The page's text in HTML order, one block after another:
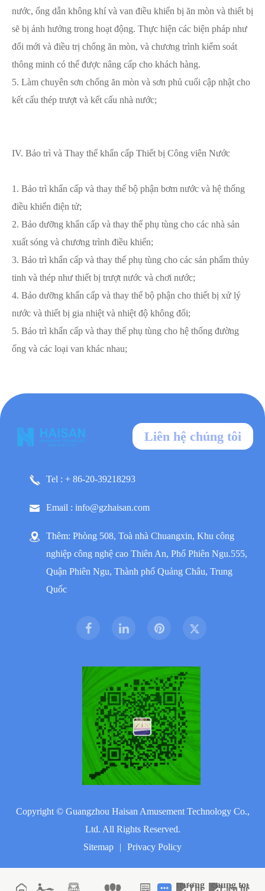
nước, ống dẫn không khí và van điều khiển bị ăn mòn và thiết bị
sẽ bị ảnh hưởng trong hoạt động. Thực hiện các biện pháp như
đổi mới và điều trị chống ăn mòn, và chương trình kiểm soát
thông minh có thể được nâng cấp cho khách hàng.
5. Làm chuyên sơn chống ăn mòn và sơn phủ cuối cập nhật cho
kết cấu thép trượt và kết cấu nhà nước;
IV. Bảo trì và Thay thế khẩn cấp Thiết bị Công viên Nước
1. Bảo trì khẩn cấp và thay thế bộ phận bơm nước và hệ thống
điều khiển điện tử;
2. Bảo dưỡng khẩn cấp và thay thế phụ tùng cho các nhà sản
xuất sóng và chương trình điều khiển;
3. Bảo trì khẩn cấp và thay thế phụ tùng cho các sản phẩm thủy
tinh và thép như thiết bị trượt nước và chơi nước;
4. Bảo dưỡng khẩn cấp và thay thế bộ phận cho thiết bị xử lý
nước và thiết bị gia nhiệt và nhiệt độ không đổi;
5. Bảo trì khẩn cấp và thay thế phụ tùng cho hệ thống đường
ống và các loại van khác nhau;
Liên hệ chúng tôi
Tel : + 86-20-39218293
Email : info@gzhaisan.com
Thêm: Phòng 508, Toà nhà Chuangxin, Khu công
nghiệp công nghệ cao Thiên An, Phố Phiên Ngu.555,
Quận Phiên Ngu, Thành phố Quảng Châu, Trung
Quốc
Copyright © Guangzhou Haisan Amusement Technology Co.,
Ltd. All Rights Reserved.
Sitemap
| Privacy Policy